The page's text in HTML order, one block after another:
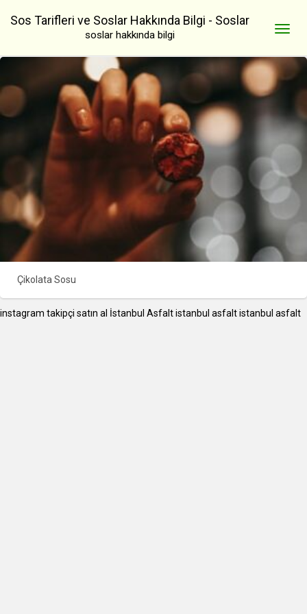
Sos Tarifleri ve Soslar Hakkında Bilgi - Soslar
soslar hakkında bilgi
Çikolata Sosu
instagram takipçi satın al İstanbul Asfaltistanbul asfaltistanbul asfalt